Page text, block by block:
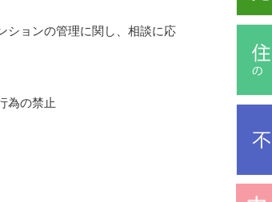
ョンの管理に関し、相談に応
の禁止